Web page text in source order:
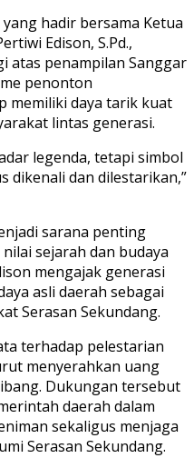
yang hadir bersama Ketua
Edison, S.Pd.,
atas penampilan Sanggar
penonton
memiliki daya tarik kuat
lintas generasi.
legenda, tetapi simbol
dikenali dan dilestarikan,”
sarana penting
sejarah dan budaya
mengajak generasi
asli daerah sebagai
Serasan Sekundang.
terhadap pelestarian
menyerahkan uang
Dukungan tersebut
daerah dalam
sekaligus menjaga
Serasan Sekundang.